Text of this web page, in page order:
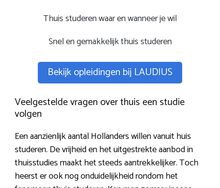
Thuis studeren waar en wanneer je wil
Snel en gemakkelijk thuis studeren
Bekijk opleidingen bij LAUDIUS
Veelgestelde vragen over thuis een studie
volgen
Een aanzienlijk aantal Hollanders willen vanuit huis
studeren. De vrijheid en het uitgestrekte aanbod in
thuisstudies maakt het steeds aantrekkelijker. Toch
heerst er ook nog onduidelijkheid rondom het